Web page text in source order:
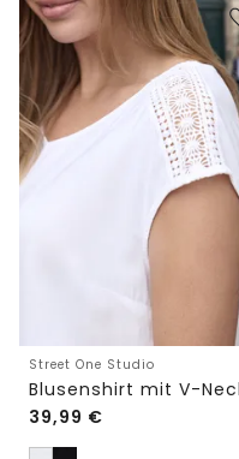
Street One Studio
39,99 €